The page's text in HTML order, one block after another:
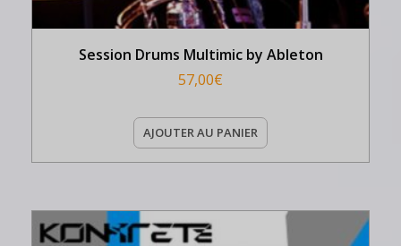
Session Drums Multimic by Ableton
57,00€
AJOUTER AU PANIER